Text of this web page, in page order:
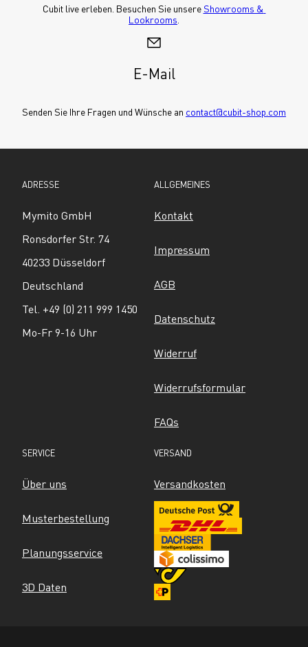
Cubit live erleben. Besuchen Sie unsere Showrooms &
Lookrooms
E-Mail
Senden Sie Ihre Fragen und Wünsche an contact@cubit-shop.com
ADRESSE
Mymito GmbH
Ronsdorfer Str. 74
40233 Düsseldorf
Deutschland
Tel. +49 (0) 211 999 1450
Mo-Fr 9-16 Uhr
ALLGEMEINES
Kontakt
Impressum
AGB
Datenschutz
Widerruf
Widerrufsformular
FAQs
SERVICE
Über uns
Musterbestellung
Planungsservice
3D Daten
VERSAND
Versandkosten